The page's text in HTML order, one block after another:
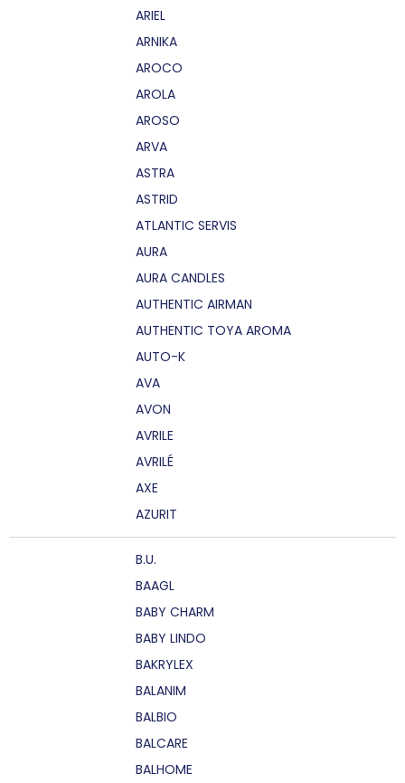
ARIEL
ARNIKA
AROCO
AROLA
AROSO
ARVA
ASTRA
ASTRID
ATLANTIC SERVIS
AURA
AURA CANDLES
AUTHENTIC AIRMAN
AUTHENTIC TOYA AROMA
AUTO-K
AVA
AVON
AVRILE
AVRILÉ
AXE
AZURIT
B.U.
BAAGL
BABY CHARM
BABY LINDO
BAKRYLEX
BALANIM
BALBIO
BALCARE
BALHOME